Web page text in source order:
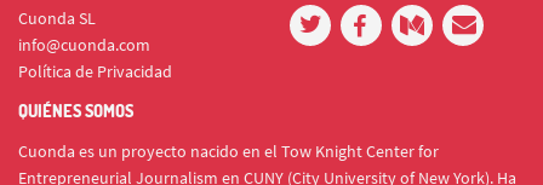
Cuonda SL
info@cuonda.com
Política de Privacidad
QUIÉNES SOMOS
Cuonda es un proyecto nacido en el Tow Knight Center for
Entrepreneurial Journalism en CUNY (City University of New York). Ha